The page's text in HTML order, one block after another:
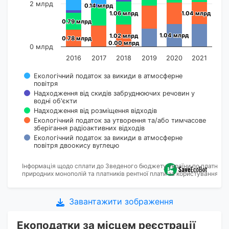
Інформація щодо сплати до Зведеного бюджету України по
природних монополій та платників рентної плати за користування
0.14 млрд
0.14 млрд
0.79 млрд
0.79 млрд
1.06 млрд
1.06 млрд
0.78 млрд
0.78 млрд 1.02 млрд
1.02 млрд
1.04 млрд
1.04 млрд
0.00 млрд
0.00 млрд
1.04 млрд
1.04 млрд
Екологічний податок за викиди в атмосферне
повітря
Надходження від скидів забруднюючих речовин у
водні об'єкти
Надходження від розміщення відходів
Екологічний податок за утворення та/або тимчасове
зберігання радіоактивних відходів
Екологічний податок за викиди в атмосферне
повітря двоокису вуглецю
2016 2017 2018 2019 2020 2021
0 млрд
2 млрд
Завантажити зображення
Екоподатки за місцем реєстрації